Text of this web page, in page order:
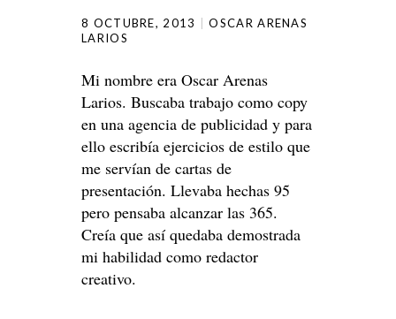
8 OCTUBRE, 2013
OSCAR ARENAS
LARIOS
Mi nombre era Oscar Arenas
Larios. Buscaba trabajo como copy
en una agencia de publicidad y para
ello escribía ejercicios de estilo que
me servían de cartas de
presentación. Llevaba hechas 95
pero pensaba alcanzar las 365.
Creía que así quedaba demostrada
mi habilidad como redactor
creativo.